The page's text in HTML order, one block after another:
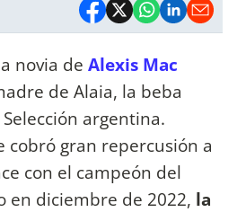
novia de Alexis Mac
de Alaia, la beba
argentina.
cobró gran repercusión a
con el campeón del
en diciembre de 2022, la